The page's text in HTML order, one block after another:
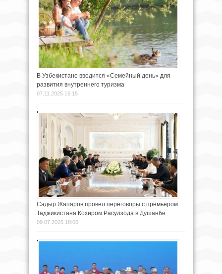
В Узбекистане вводится «Семейный день» для
развития внутреннего туризма
07.11.2025 16:15
Садыр Жапаров провел переговоры с премьером
Таджикистана Кохиром Расулзода в Душанбе
09.07.2025 18:05